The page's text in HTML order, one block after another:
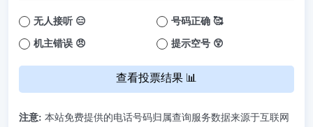
无人接听 😑 号码正确 🥰
机主错误 😠 提示空号 😲
查看投票结果 📊
注意: 本站免费提供的电话号码归属查询服务数据来源于互联网